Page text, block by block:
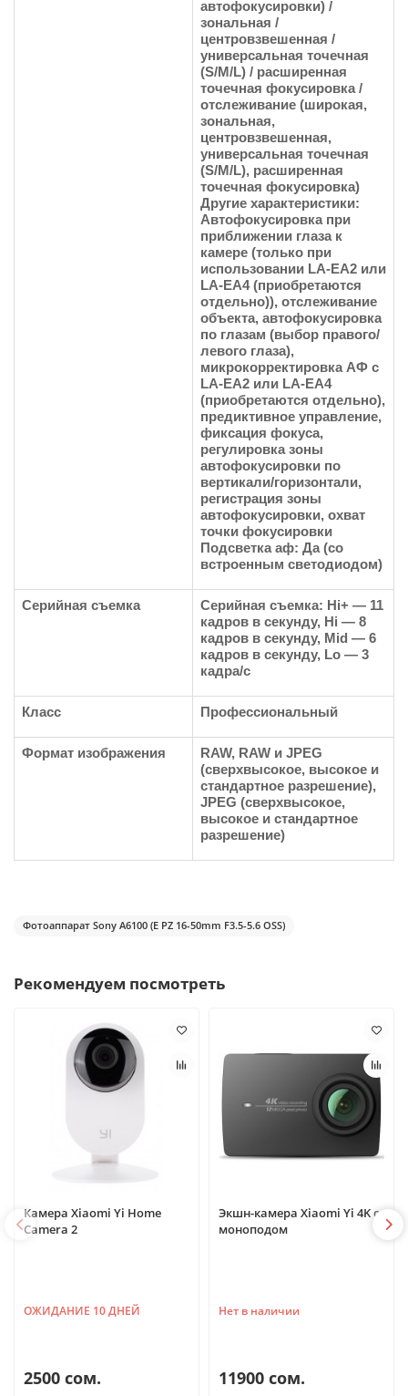
автофокусировки) /
зональная /
центровзвешенная /
универсальная точечная
(S/M/L) / расширенная
точечная фокусировка /
отслеживание (широкая,
зональная,
центровзвешенная,
универсальная точечная
(S/M/L), расширенная
точечная фокусировка)
Другие характеристики:
Автофокусировка при
приближении глаза к
камере (только при
использовании LA-EA2 или
LA-EA4 (приобретаются
отдельно)), отслеживание
объекта, автофокусировка
по глазам (выбор правого/
левого глаза),
микрокорректировка АФ с
LA-EA2 или LA-EA4
(приобретаются отдельно),
предиктивное управление,
фиксация фокуса,
регулировка зоны
автофокусировки по
вертикали/горизонтали,
регистрация зоны
автофокусировки, охват
точки фокусировки
Подсветка аф: Да (со
встроенным светодиодом)
Серийная съемка
Серийная съемка: Hi+ — 11
кадров в секунду, Hi — 8
кадров в секунду, Mid — 6
кадров в секунду, Lo — 3
кадра/с
Класс Профессиональный
Формат изображения
RAW, RAW и JPEG
(сверхвысокое, высокое и
стандартное разрешение),
JPEG (сверхвысокое,
высокое и стандартное
разрешение)
Фотоаппарат Sony A6100 (E PZ 16-50mm F3.5-5.6 OSS)
Рекомендуем посмотреть
Камера Xiaomi Yi Home
Camera 2
ОЖИДАНИЕ 10 ДНЕЙ
2500 сом.
Экшн-камера Xiaomi Yi 4K с
моноподом
Нет в наличии
11900 сом.